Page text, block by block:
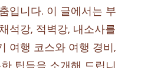
입니다. 이 글에서는 부
석강, 적벽강, 내소사를
여행 코스와 여행 경비,
팁들을 소개해 드립니